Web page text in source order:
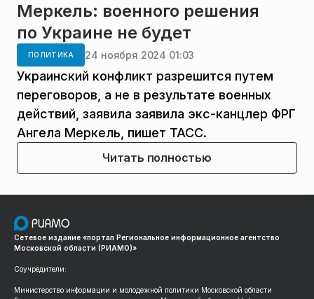
Меркель: военного решения
по Украине не будет
ПОЛИТИКА 24 ноября 2024 01:03
Украинский конфликт разрешится путем
переговоров, а не в результате военных
действий, заявила заявила экс-канцлер ФРГ
Ангела Меркель, пишет ТАСС.
Читать полностью
Сетевое издание «портал Региональное информационное агентство
Московской области (РИАМО)»
Соучредители:
Министерство информации и молодежной политики Московской области